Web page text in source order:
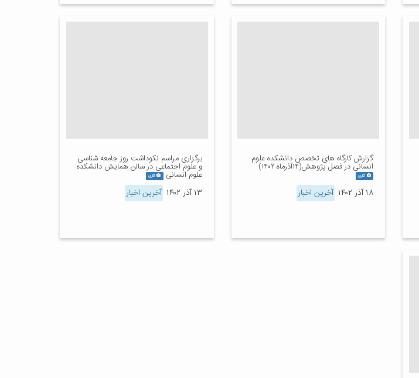
گزارش کارگاه های تخصص دانشکده علوم
انسانی در فصل پژوهش(۱۴آذرماه ۱۴۰۲)
گالری
۱۸ آذر ۱۴۰۲ آخرین اخبار
برگزاری مراسم نکوداشت روز جامعه شناسی
و علوم اجتماعی در سالن همایش دانشکده
علوم انسانی گالری
۱۳ آذر ۱۴۰۲ آخرین اخبار